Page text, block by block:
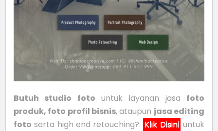
Butuh studio foto untuk layanan jasa foto
produk, foto profil bisnis, ataupun jasa editing
foto serta high end retouching?. Klik Disini untuk